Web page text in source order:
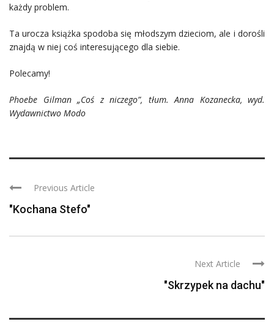
każdy problem.
Ta urocza książka spodoba się młodszym dzieciom, ale i dorośli
znajdą w niej coś interesującego dla siebie.
Polecamy!
Phoebe Gilman „Coś z niczego”, tłum. Anna Kozanecka, wyd.
Wydawnictwo Modo
Previous Article
"Kochana Stefo"
Next Article
"Skrzypek na dachu"